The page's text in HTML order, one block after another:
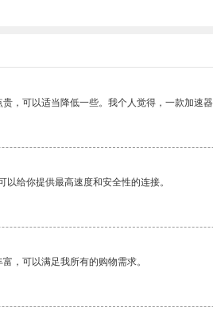
，可以适当降低一些。我个人觉得，一款加速
以给你提供最高速度和安全性的连接。
，可以满足我所有的购物需求。